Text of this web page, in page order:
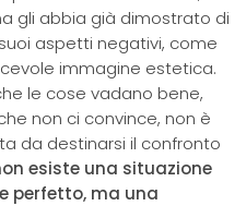
gli abbia già dimostrato di
aspetti negativi, come
immagine estetica.
le cose vadano bene,
non ci convince, non è
da destinarsi il confronto
esiste una situazione
perfetto, ma una